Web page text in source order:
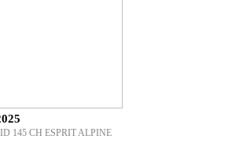
145 CH ESPRIT ALPINE